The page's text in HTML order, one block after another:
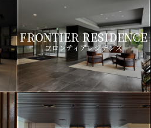
FRONTIER RESIDENCE
フロンティアレジデンス